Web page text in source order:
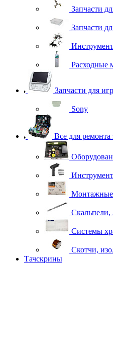
Запчасти
Запчасти
Расходные
Запчасти для
Sony
Все для ремонта
Монтажные
Скальпели,
Системы
Скотчи,
Тачскрины